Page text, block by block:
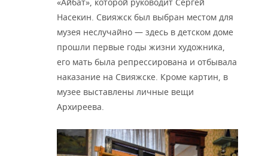
«Айбат», которой руководит Сергей
Насекин. Свияжск был выбран местом для
музея неслучайно — здесь в детском доме
прошли первые годы жизни художника,
его мать была репрессирована и отбывала
наказание на Свияжске. Кроме картин, в
музее выставлены личные вещи
Архиреева.